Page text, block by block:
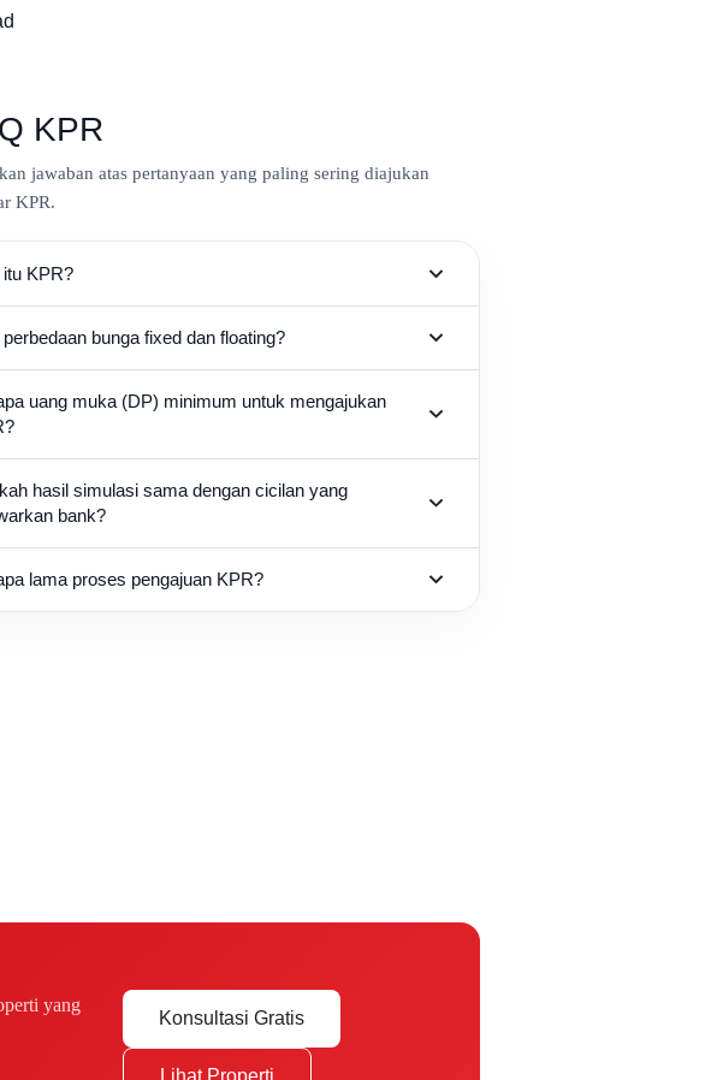
KPR
jawaban atas pertanyaan yang paling sering diajukan
KPR.
KPR?
bunga fixed dan floating?
uang muka (DP) minimum untuk mengajukan
hasil simulasi sama dengan cicilan yang
bank?
lama proses pengajuan KPR?
yang
Konsultasi Gratis
Lihat Properti